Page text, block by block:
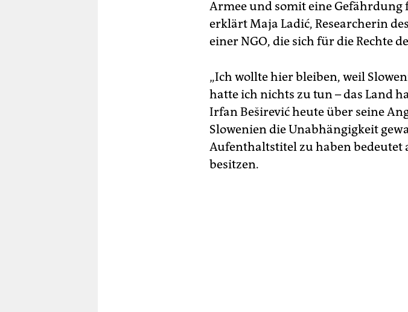
Armee und somit eine Gefährdung
erklärt Maja Ladić, Researcherin
einer NGO, die sich für die Rechte
„Ich wollte hier bleiben, weil
hatte ich nichts zu tun – das Land
Irfan Beširević heute über seine
Slowenien die Unabhängigkeit
Aufenthaltstitel zu haben bedeutet
besitzen.